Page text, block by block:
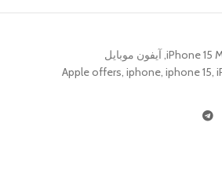
iPhone 15
, آيفون موبايل
Apple offers, iphone, iphone 15,